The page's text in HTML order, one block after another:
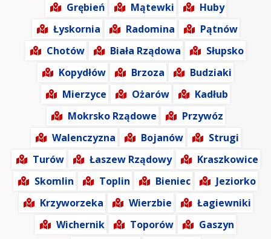
Grębień
Mątewki
Huby
Łyskornia
Radomina
Pątnów
Chotów
Biała Rządowa
Słupsko
Kopydłów
Brzoza
Budziaki
Mierzyce
Ożarów
Kadłub
Mokrsko Rządowe
Przywóz
Walenczyzna
Bojanów
Strugi
Turów
Łaszew Rządowy
Kraszkowice
Skomlin
Toplin Bieniec
Jeziorko
Krzyworzeka
Wierzbie
Łagiewniki
Wichernik
Toporów
Gaszyn